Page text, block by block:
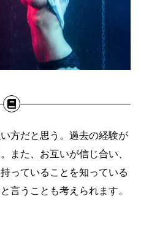
方だと思う。過去の経験が
また、お互いが信じ合い、
っていることを知っている
言うことも考えられます。